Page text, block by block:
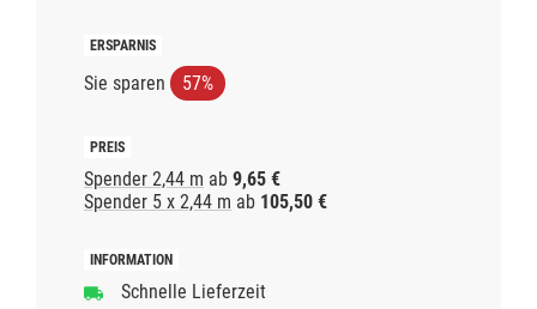
Sie sparen 57%
Spender 2,44 m ab 9,65 €
Spender 5 x 2,44 m ab 105,50 €
Schnelle Lieferzeit